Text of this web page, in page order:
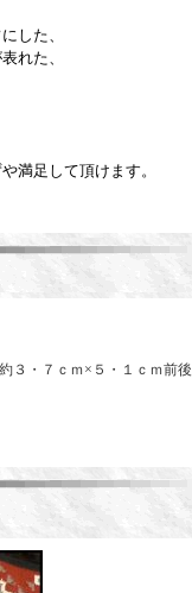
した、
れた、
満足して頂けます。
３・７ｃｍ×５・１ｃｍ前後